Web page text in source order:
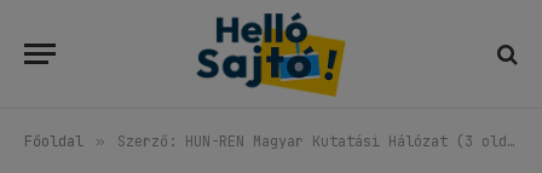
Főoldal » Szerző: HUN-REN Magyar Kutatási Hálózat (3 oldal)